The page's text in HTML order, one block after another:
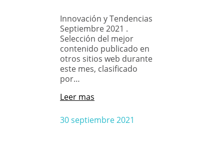
Innovación y Tendencias
Septiembre 2021 .
Selección del mejor
contenido publicado en
otros sitios web durante
este mes, clasificado
por…
30 septiembre 2021
Leer mas